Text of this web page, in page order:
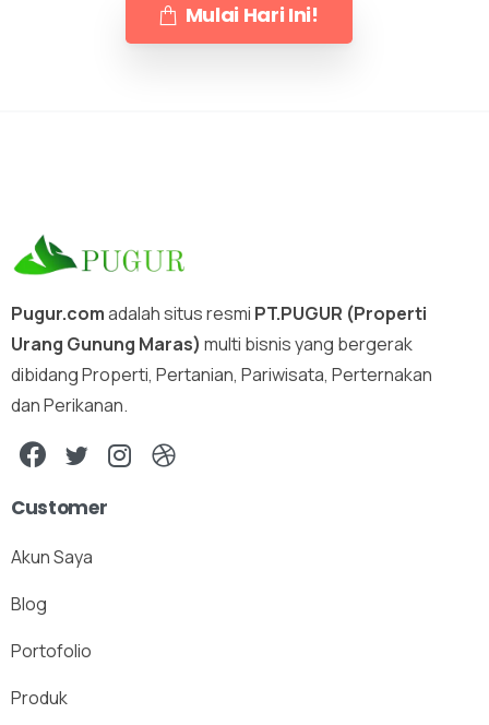
Mulai Hari Ini!
Pugur.comadalah situs resmi PT.PUGUR (Properti
Urang Gunung Maras) multi bisnis yang bergerak
dibidang Properti, Pertanian, Pariwisata, Perternakan
dan Perikanan.
Customer
Akun Saya
Blog
Portofolio
Produk